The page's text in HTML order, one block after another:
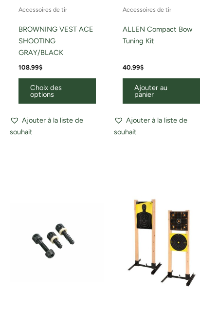
Accessoires de tir
BROWNING VEST ACE
SHOOTING
GRAY/BLACK
108.99$
Choix des
options
Ajouter à la liste de
souhait
Accessoires de tir
ALLEN Compact Bow
Tuning Kit
40.99$
Ajouter au
panier
Ajouter à la liste de
souhait